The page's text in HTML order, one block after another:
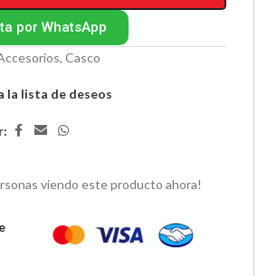
por WhatsApp
, Casco
la lista de deseos
viendo este producto ahora!